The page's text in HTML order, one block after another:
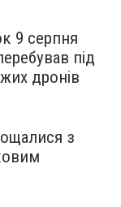
9 серпня
під
дронів
з